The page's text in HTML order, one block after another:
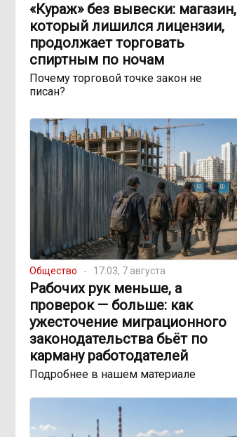
«Кураж» без вывески: магазин,
который лишился лицензии,
продолжает торговать
спиртным по ночам
Почему торговой точке закон не
писан?
Общество 17:03, 7 августа
Рабочих рук меньше, а
проверок — больше: как
ужесточение миграционного
законодательства бьёт по
карману работодателей
Подробнее в нашем материале